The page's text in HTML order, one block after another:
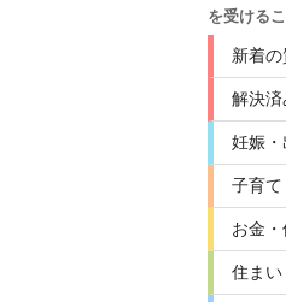
を受ける
新着の
解決済
妊娠・
子育
お金
住まい